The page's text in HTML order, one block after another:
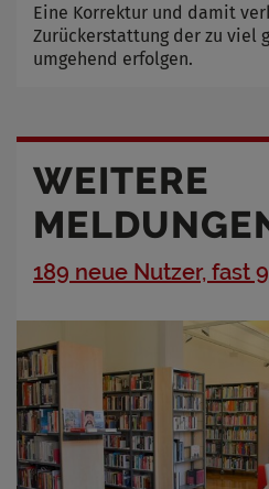
Eine Korrektur und damit
Zurückerstattung der zu viel
umgehend erfolgen.
WEITERE
189 neue Nutzer, fast